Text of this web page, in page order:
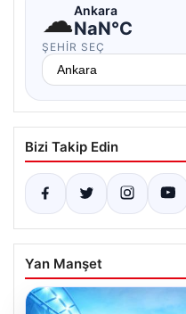
☁Ankara
NaN°C
ŞEHIR SEÇ
Bizi Takip Edin
Yan Manşet